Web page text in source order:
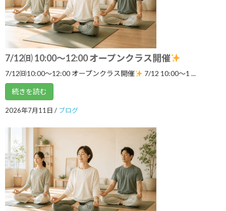
2024年12月
2024年11月
2024年10月
2024年9月
2024年8月
2024年7月
2024年6月
2024年5月
2024年4月
2024年3月
2024年2月
2024年1月
7/12㈰ 10:00～12:00 オープンクラス開催
7/12㈰10:00～12:00 オープンクラス開催 7/12 10:00〜1 ...
続きを読む
2026年7月11日 / ブログ